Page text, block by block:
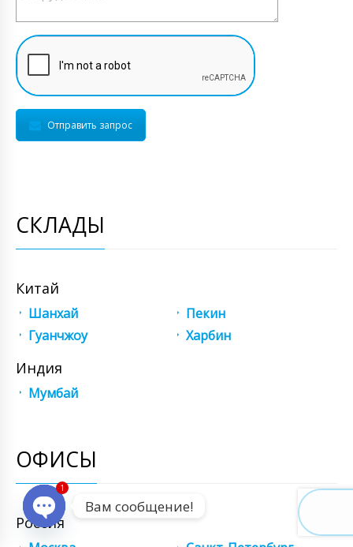
Отправить запрос
СКЛАДЫ
Китай
Шанхай
Пекин
Гуанчжоу
Харбин
Индия
Мумбай
ОФИСЫ
Россия
Вам сообщение!
1